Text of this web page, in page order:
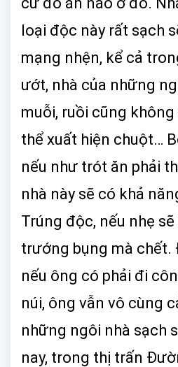
loại độc này rất sạch
mạng nhện, kể cả
ướt, nhà của những
muỗi, ruồi cũng
thể xuất hiện chuột…
nếu như trót ăn phải
nhà này sẽ có khả
Trúng độc, nếu nhẹ
trướng bụng mà chết.
nếu ông có phải đi
núi, ông vẫn vô cùng
những ngôi nhà sạch
nay, trong thị trấn